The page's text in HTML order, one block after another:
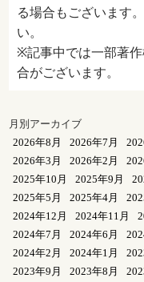
る場合もございます
い。
※記事中では一部著
合がございます。
月別アーカイブ
2026年8月
2026年7月
2026年3月
2026年2月
2025年10月
2025年9月
2025年5月
2025年4月
2024年12月
2024年11月
2024年7月
2024年6月
2024年2月
2024年1月
2023年9月
2023年8月